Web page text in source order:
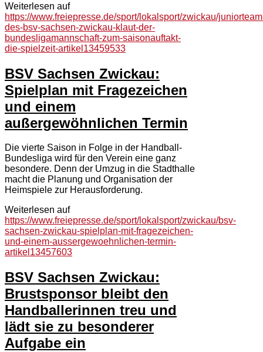
Weiterlesen auf
https://www.freiepresse.de/sport/lokalsport/zwickau/
des-bsv-sachsen-zwickau-klaut-der-
bundesligamannschaft-zum-saisonauftakt-
die-spielzeit-artikel13459533
BSV Sachsen Zwickau:
Spielplan mit Fragezeichen
und einem
außergewöhnlichen Termin
Die vierte Saison in Folge in der Handball-
Bundesliga wird für den Verein eine ganz
besondere. Denn der Umzug in die Stadthalle
macht die Planung und Organisation der
Heimspiele zur Herausforderung.
Weiterlesen auf
https://www.freiepresse.de/sport/lokalsport/zwickau/bsv-
sachsen-zwickau-spielplan-mit-fragezeichen-
und-einem-aussergewoehnlichen-termin-
artikel13457603
BSV Sachsen Zwickau:
Brustsponsor bleibt den
Handballerinnen treu und
lädt sie zu besonderer
Aufgabe ein